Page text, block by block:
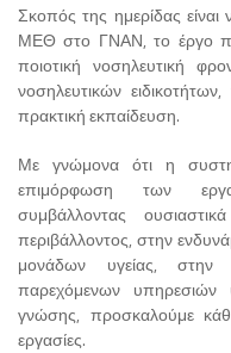
Σκοπός της ημερίδας είναι
ΜΕΘ στο ΓΝΑΝ, το έργο
ποιοτική νοσηλευτική
νοσηλευτικών
πρακτική εκπαίδευση.
Με γνώμονα ότι η
επιμόρφωση των
συμβάλλοντας
περιβάλλοντος, στην
μονάδων υγείας, στην
παρεχόμενων υπηρεσιών
γνώσης, προσκαλούμε
εργασίες.